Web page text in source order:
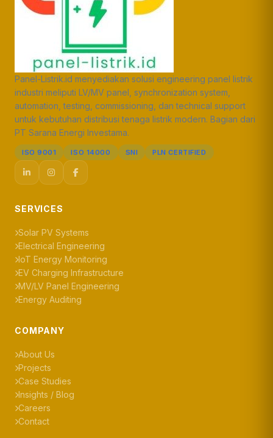
Panel-Listrik.id menyediakan solusi engineering panel listrik
industri meliputi LV/MV panel, synchronization system,
automation, testing, commissioning, dan technical support
untuk kebutuhan distribusi tenaga listrik modern. Bagian dari
PT Sarana Energi Investama.
ISO 9001 ISO 14000 SNI PLN CERTIFIED
SERVICES
Solar PV Systems
Electrical Engineering
IoT Energy Monitoring
EV Charging Infrastructure
MV/LV Panel Engineering
Energy Auditing
COMPANY
About Us
Projects
Case Studies
Insights / Blog
Careers
Contact